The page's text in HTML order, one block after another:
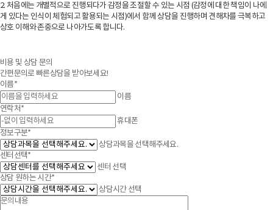
2. 처음에는 개별적으로 진행되다가 감정을 조절할 수 있는 시점 (감정에 대한 책임이 나에
게 있다는 인식이 체험되고 활용되는 시점)에서 함께 상담을 진행하며 견해차를 극복하고
상호 이해와 존중으로 나아가도록 합니다.
비용 및 상담 문의
간편문의로 빠른상담을 받아보세요!
이름*
이름
연락처*
휴대폰
정보구분*
상담과목을 선택해주세요.
센터선택*
센터 선택
상담 원하는 시간*
상담시간 선택